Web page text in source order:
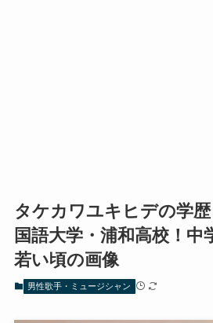
タケカワユキヒデの学
国語大学・浦和高校！中
若い頃の画像
男性歌手・ミュージシャン